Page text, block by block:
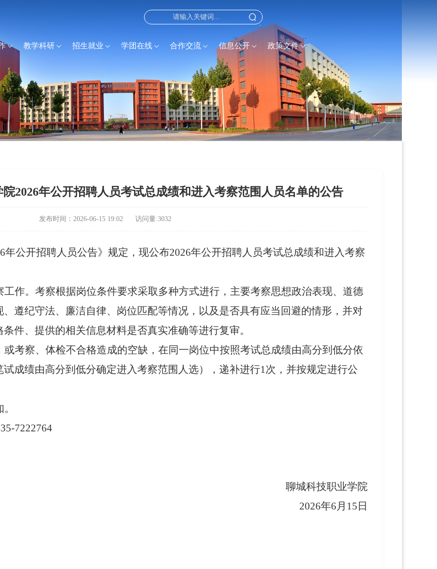
教学科研 招生就业 学团在线 合作交流 信息公开 政策文件
2026年公开招聘人员考试总成绩和进入考察范围人员名单的公告
发布时间：2026-06-15 19:02 访问量:3032
年公开招聘人员公告》规定，现公布2026年公开招聘人员考试总成绩和进入考察
作。 考察根据岗位条件要求采取多种方式进行，主要考察思想政治表现、道德
遵纪守法、廉洁自律、岗位匹配等情况，以及是否具有应当回避的情形，并对
件、提供的相关信息材料是否真实准确等进行复审。
考察、体检不合格造成的空缺，在同一岗位中按照考试总成绩由高分到低分依
成绩由高分到低分确定进入考察范围人选） ， 递补进行1次， 并按规定进行公
7222764
聊城科技职业学院
2026年6月15日